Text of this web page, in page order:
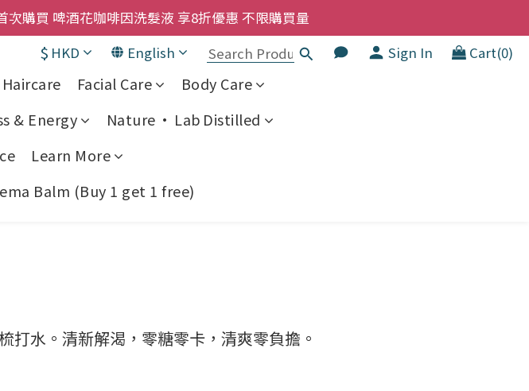
次購買 啤酒花咖啡因洗髮液 享8折優惠 不限購買量
次購買 啤酒花咖啡因洗髮液 享8折優惠 不限購買量
全年正價貨 85 折，幫朋友買大家一齊抵 !!
一件 50克裝 濕疹舒敏膏   幼兒適用
購買 啤酒花咖啡因洗髮液 享8折優惠 不限購買量
$ HKD English Sign In Cart(0)
Haircare Facial Care
Body Care
& Energy
Nature • Lab Distilled
Learn More
Balm (Buy 1 get 1 free)
水。清新解渴，零糖零卡，清爽零負擔。